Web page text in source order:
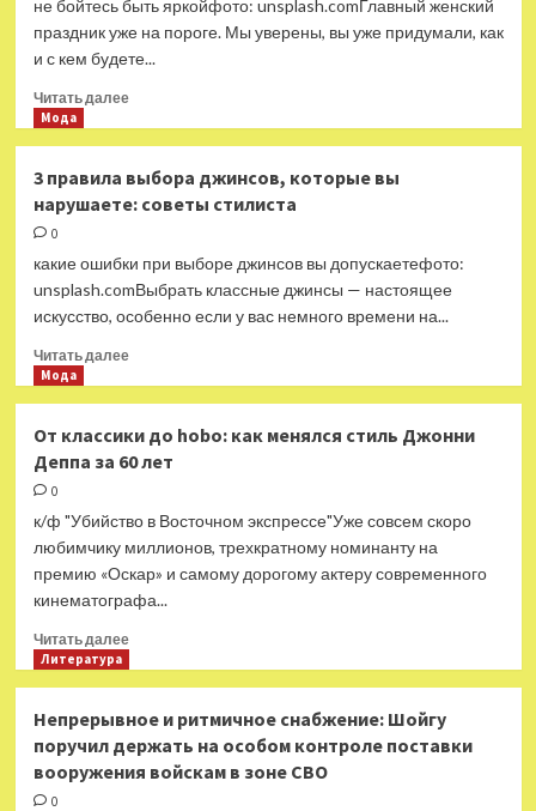
не бойтесь быть яркойфото: unsplash.comГлавный женский
праздник уже на пороге. Мы уверены, вы уже придумали, как
и с кем будете...
Читать далееПрочитать
ярких
цвета
которые
привлекут
удачу
Мода
3 правила выбора джинсов, которые вы
нарушаете: советы стилиста
0
какие ошибки при выборе джинсов вы допускаетефото:
unsplash.comВыбрать классные джинсы — настоящее
искусство, особенно если у вас немного времени на...
Читать далееПрочитать
правила
выбора
которые
нарушаете:
советы
стилиста
Мода
От классики до hobo: как менялся стиль Джонни
Деппа за 60 лет
0
к/ф "Убийство в Восточном экспрессе"Уже совсем скоро
любимчику миллионов, трехкратному номинанту на
премию «Оскар» и самому дорогому актеру современного
кинематографа...
Читать далееПрочитать
классики
до
hobo:
Литература
Непрерывное и ритмичное снабжение: Шойгу
поручил держать на особом контроле поставки
вооружения войскам в зоне СВО
0